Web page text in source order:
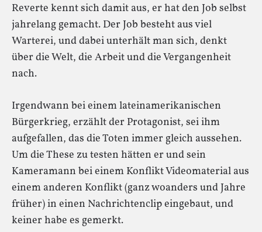
Reverte kennt sich damit aus, er hat den Job selbst
jahrelang gemacht. Der Job besteht aus viel
Warterei, und dabei unterhält man sich, denkt
über die Welt, die Arbeit und die Vergangenheit
nach.
Irgendwann bei einem lateinamerikanischen
Bürgerkrieg, erzählt der Protagonist, sei ihm
aufgefallen, das die Toten immer gleich aussehen.
Um die These zu testen hätten er und sein
Kameramann bei einem Konflikt Videomaterial aus
einem anderen Konflikt (ganz woanders und Jahre
früher) in einen Nachrichtenclip eingebaut, und
keiner habe es gemerkt.